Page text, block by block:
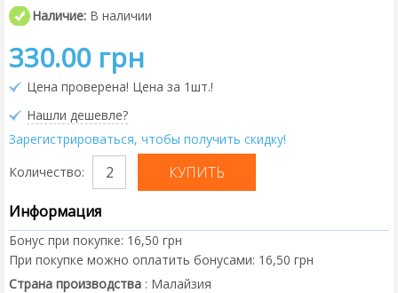
Наличие: В наличии
330.00 грн
Цена проверена! Цена за 1шт.!
Нашли дешевле?
Зарегистрироваться, чтобы получить скидку!
Количество:
Информация
Бонус при покупке: 16,50 грн
При покупке можно оплатить бонусами: 16,50 грн
Страна производства : Малайзия